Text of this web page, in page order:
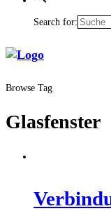
Search for:
Browse Tag
Glasfenster